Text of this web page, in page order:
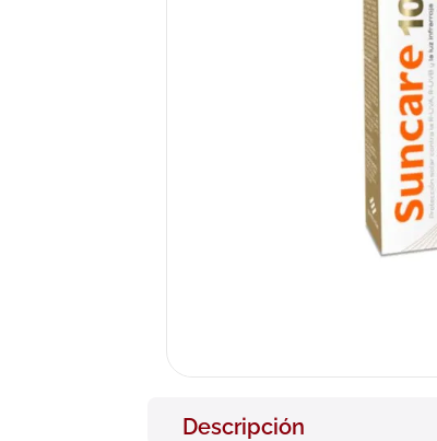
Descripción
.